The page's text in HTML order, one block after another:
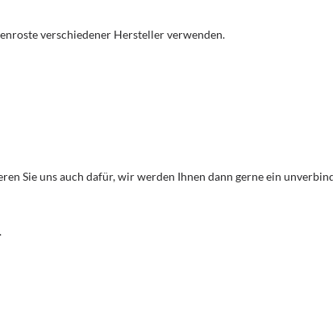
verschiedener Hersteller verwenden.
Sie uns auch dafür, wir werden Ihnen dann gerne ein